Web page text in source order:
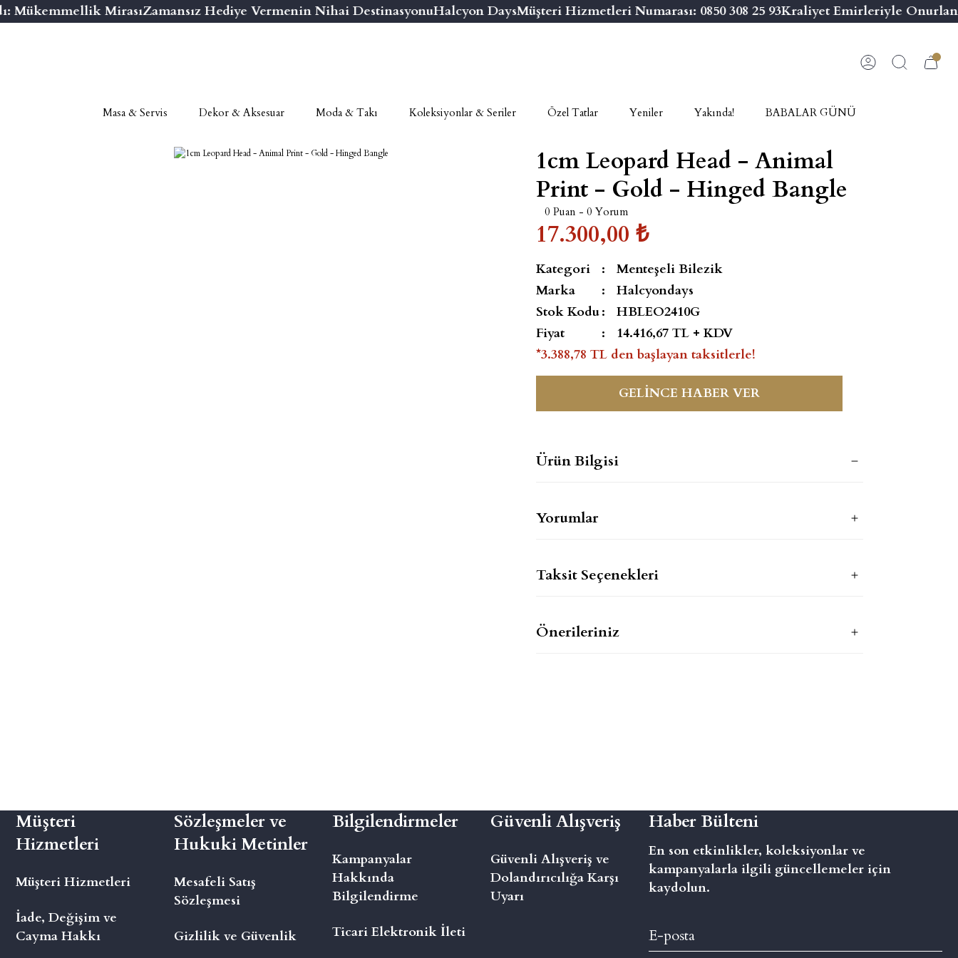
MirasıZamansız Hediye Vermenin Nihai DestinasyonuHalcyon DaysMüşteri Hizmetleri Numarası: 0850 308 25 93 Kraliyet Emirleriyle
Masa & Servis Dekor & Aksesuar Moda & Takı Koleksiyonlar & Seriler Özel Tatlar Yeniler Yakında! BABALAR GÜNÜ
1cm Leopard Head - Animal
Print - Gold - Hinged Bangle
0 Puan - 0 Yorum
17.300,00 ₺
Kategori
Menteşeli Bilezik
Marka
Halcyondays
Stok Kodu
HBLEO2410G
Fiyat
14.416,67 TL + KDV
*3.388,78 TL den başlayan taksitlerle!
GELİNCE HABER VER
Ürün Bilgisi
Yorumlar
Taksit Seçenekleri
Önerileriniz
Müşteri
Hizmetleri
Müşteri Hizmetleri
İade, Değişim ve
Cayma Hakkı
Sözleşmeler ve
Hukuki Metinler
Mesafeli Satış
Sözleşmesi
Gizlilik ve Güvenlik
Bilgilendirmeler
Kampanyalar
Hakkında
Bilgilendirme
Ticari Elektronik İleti
Güvenli Alışveriş
Güvenli Alışveriş ve
Dolandırıcılığa Karşı
Uyarı
Haber Bülteni
En son etkinlikler, koleksiyonlar ve
kampanyalarla ilgili güncellemeler için
kaydolun.